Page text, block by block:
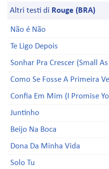
Altri testi di Rouge (BRA)
Não é Não
Te Ligo Depois
Sonhar Pra Crescer (Small
Como Se Fosse A Primeira
Confia Em Mim (I Promise
Juntinho
Beijo Na Boca
Dona Da Minha Vida
Solo Tu